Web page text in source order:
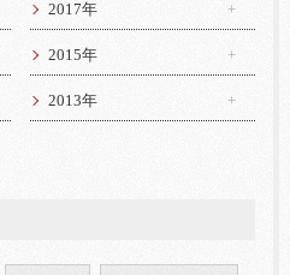
2017年
2015年
2013年